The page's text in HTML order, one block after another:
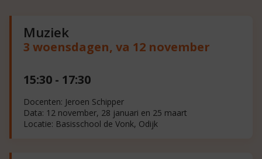
Vonk
Muziek
3 woensdagen, va 12 november
15:30 - 17:30
Docenten: Jeroen Schipper
Data: 12 november, 28 januari en 25 maart
Locatie: Basisschool de Vonk, Odijk